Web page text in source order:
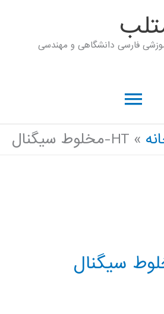
فارسی دانشگاهی و مهندسی
فهرست
اصلی
HT-مخلوط سیگنال